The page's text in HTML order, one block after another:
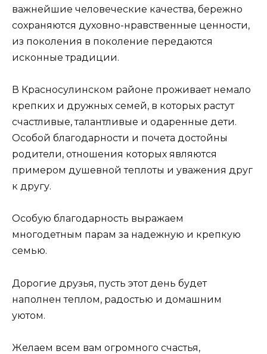
важнейшие человеческие качества, бережно
сохраняются духовно-нравственные ценности,
из поколения в поколение передаются
исконные традиции.
В Красносулинском районе проживает немало
крепких и дружных семей, в которых растут
счастливые, талантливые и одаренные дети.
Особой благодарности и почета достойны
родители, отношения которых являются
примером душевной теплоты и уважения друг
к другу.
Особую благодарность выражаем
многодетным парам за надежную и крепкую
семью.
Дорогие друзья, пусть этот день будет
наполнен теплом, радостью и домашним
уютом.
Желаем всем вам огромного счастья,